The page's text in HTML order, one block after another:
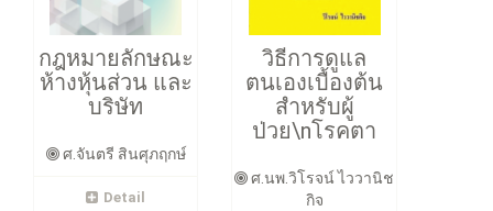
กฎหมายลักษณะ
ห้างหุ้นส่วน และ
บริษัท
ศ.จันตรี สินศุภฤกษ์
Detail
วิธีการดูแล
ตนเองเบื้องต้น
สำหรับผู้
ป่วย\nโรคตา
ศ.นพ.วิโรจน์ ไววานิช
กิจ